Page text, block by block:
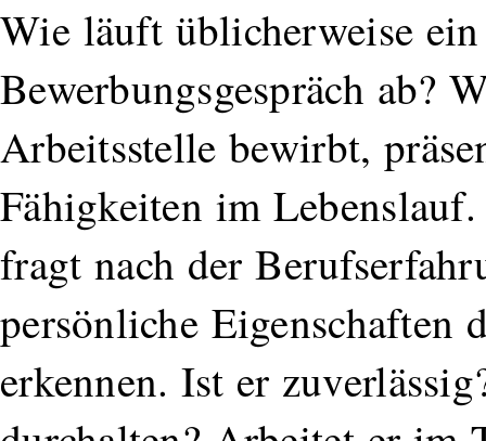
Wie läuft üblicherweise ein
Bewerbungsgespräch ab?
Arbeitsstelle bewirbt,
Fähigkeiten im
fragt nach der
persönliche Eigenschaften
erkennen. Ist er